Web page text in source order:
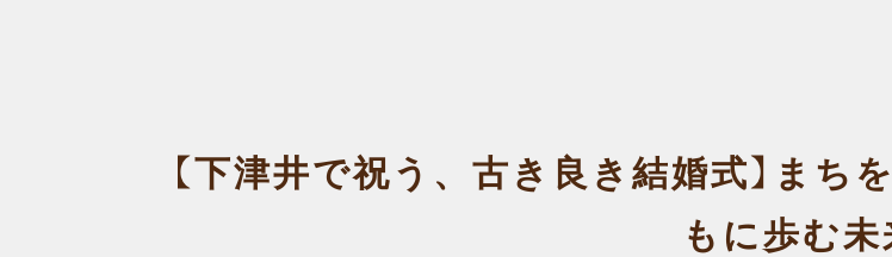
【下津井で祝う、古き良き結婚式】まち
もに歩む未